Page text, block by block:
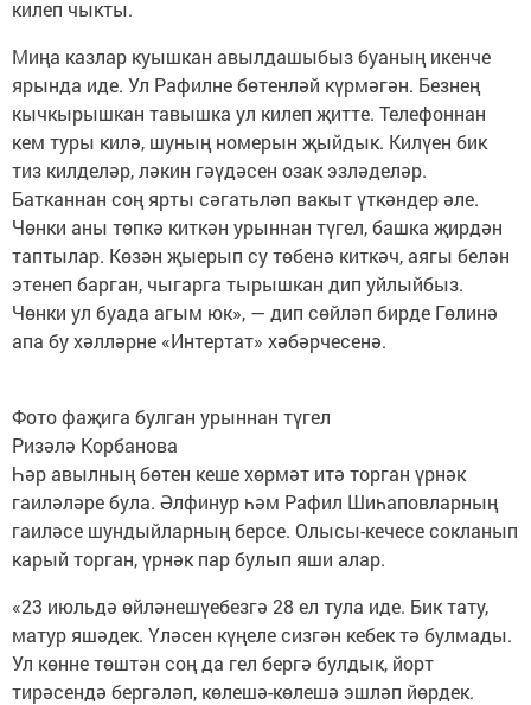
килеп чыкты.
Миңа казлар куышкан авылдашыбыз буаның икенче
ярында иде. Ул Рафилне бөтенләй күрмәгән. Безнең
кычкырышкан тавышка ул килеп җитте. Телефоннан
кем туры килә, шуның номерын җыйдык. Килүен бик
тиз килделәр, ләкин гәүдәсен озак эзләделәр.
Батканнан соң ярты сәгатьләп вакыт үткәндер әле.
Чөнки аны төпкә киткән урыннан түгел, башка җирдән
таптылар. Көзән җыерып су төбенә киткәч, аягы белән
этенеп барган, чыгарга тырышкан дип уйлыйбыз.
Чөнки ул буада агым юк», — дип сөйләп бирде Гөлинә
апа бу хәлләрне «Интертат» хәбәрчесенә.
Фото фаҗига булган урыннан түгел
Ризәлә Корбанова
Һәр авылның бөтен кеше хөрмәт итә торган үрнәк
гаиләләре була. Әлфинур һәм Рафил Шиһаповларның
гаиләсе шундыйларның берсе. Олысы-кечесе сокланып
карый торган, үрнәк пар булып яши алар.
«23 июльдә өйләнешүебезгә 28 ел тула иде. Бик тату,
матур яшәдек. Үләсен күңеле сизгән кебек тә булмады.
Ул көнне төштән соң да гел бергә булдык, йорт
тирәсендә бергәләп, көлешә-көлешә эшләп йөрдек.